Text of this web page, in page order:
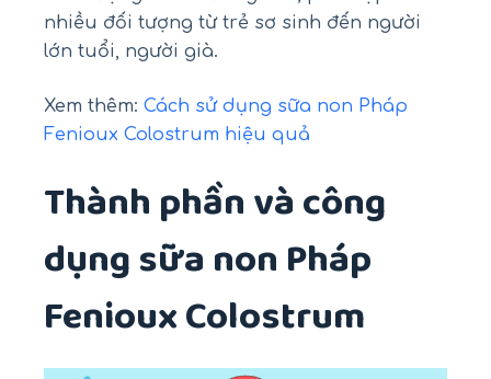
nhiều đối tượng từ trẻ sơ sinh đến người
lớn tuổi, người già.
Xem thêm: Cách sử dụng sữa non Pháp
Fenioux Colostrum hiệu quả
Thành phần và công
dụng sữa non Pháp
Fenioux Colostrum